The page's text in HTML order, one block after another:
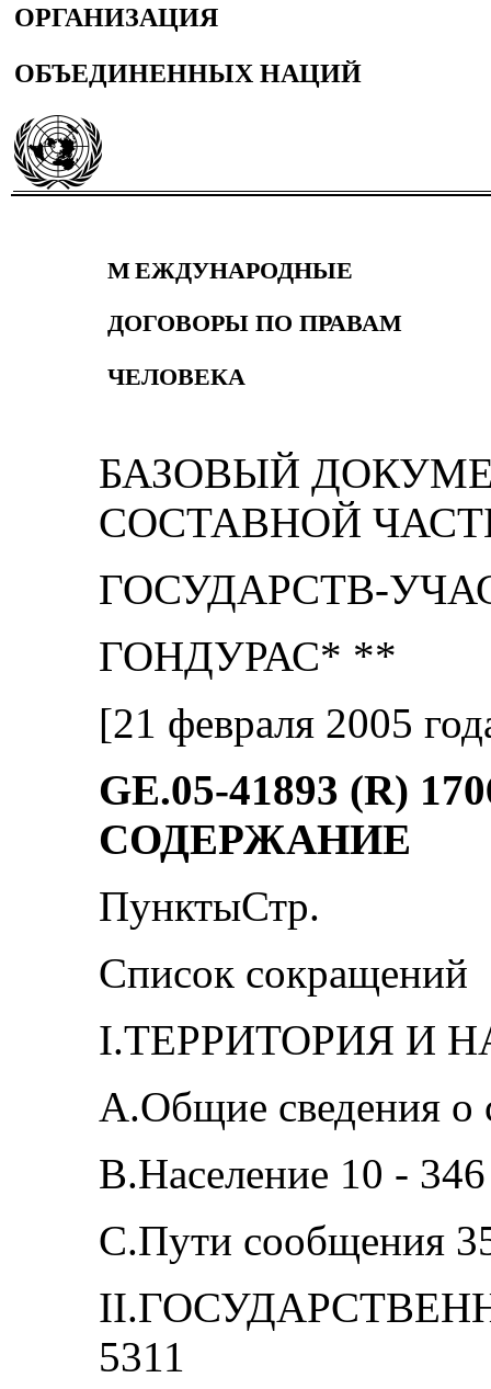
ОРГАНИЗАЦИЯ
ОБЪЕДИНЕННЫХ НАЦИЙ
МЕЖДУНАРОДНЫЕ
ДОГОВОРЫ ПО ПРАВАМ
ЧЕЛОВЕКА
БАЗОВЫЙ
СОСТАВНОЙ
ГОСУДАРСТВ-
ГОНДУРАС* **
[21 февраля 2005
GE.05-41893 (R)
СОДЕРЖАНИЕ
ПунктыСтр.
Список сокращений
I.ТЕРРИТОРИЯ И
A.Общие сведения о
B.Население 10 - 346
C.Пути сообщения
5311